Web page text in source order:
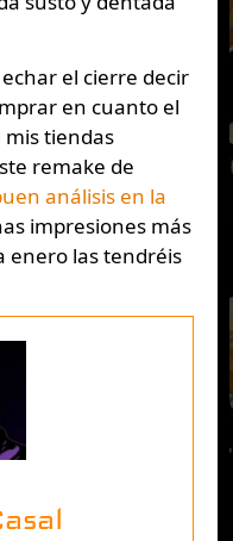
el cierre decir
en cuanto el
tiendas
remake de
análisis en la
impresiones más
enero las tendréis